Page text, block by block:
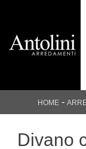
HOME-
Divano